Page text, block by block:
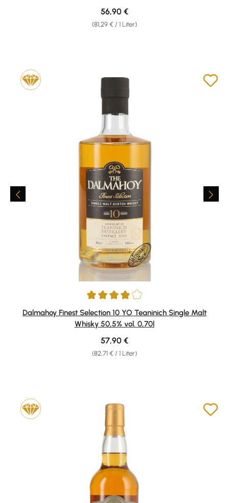
(81,29 € / 1 Liter)
Regulärer Preis:
56,90 €
Durchschnittliche Bewertung von 4 von 5 Sternen
Dalmahoy Finest Selection 10 YO Teaninich Single Malt
Whisky 50,5% vol. 0,70l
(82,71 € / 1 Liter)
Regulärer Preis:
57,90 €